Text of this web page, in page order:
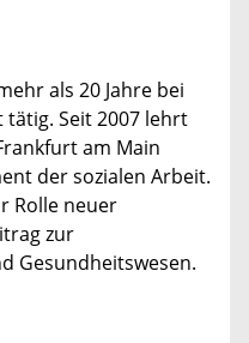
als 20 Jahre bei
Seit 2007 lehrt
am Main
der sozialen Arbeit.
Rolle neuer
zur
Gesundheitswesen.